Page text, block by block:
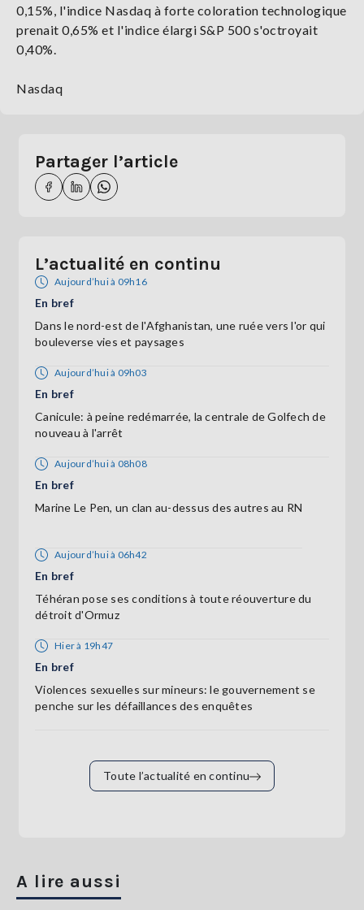
0,15%, l'indice Nasdaq à forte coloration technologique
prenait 0,65% et l'indice élargi S&P 500 s'octroyait
0,40%.
Nasdaq
Partager l’article
L’actualité en continu
Aujourd’hui à 09h16
En bref
Dans le nord-est de l'Afghanistan, une ruée vers l'or qui
bouleverse vies et paysages
Aujourd’hui à 09h03
En bref
Canicule: à peine redémarrée, la centrale de Golfech de
nouveau à l'arrêt
Aujourd’hui à 08h08
En bref
Marine Le Pen, un clan au-dessus des autres au RN
Aujourd’hui à 06h42
En bref
Téhéran pose ses conditions à toute réouverture du
détroit d'Ormuz
Hier à 19h47
En bref
Violences sexuelles sur mineurs: le gouvernement se
penche sur les défaillances des enquêtes
Toute l’actualité en continu
A lire aussi